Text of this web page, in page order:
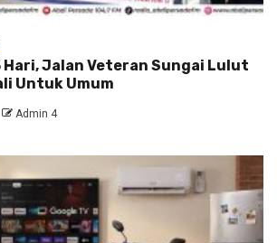
Hari, Jalan Veteran Sungai Lulut
Untuk Umum
Admin 4